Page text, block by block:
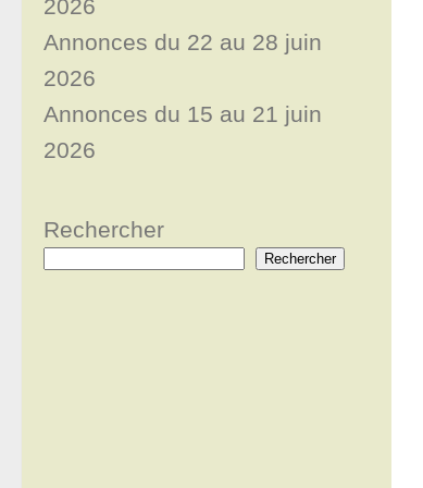
2026
Annonces du 22 au 28 juin
2026
Annonces du 15 au 21 juin
2026
Rechercher
Rechercher